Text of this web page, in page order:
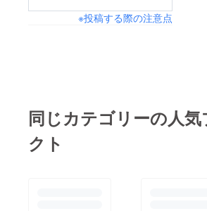
※投稿する際の注意点
同じカテゴリーの人気
クト